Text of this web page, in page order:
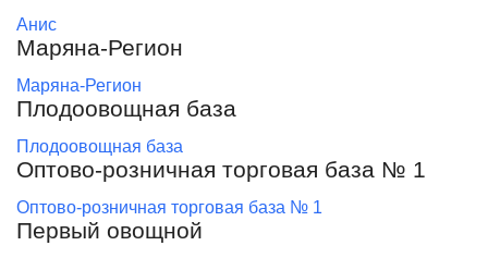
Анис
Маряна-Регион
Маряна-Регион
Плодоовощная база
Плодоовощная база
Оптово-розничная торговая база № 1
Оптово-розничная торговая база № 1
Первый овощной